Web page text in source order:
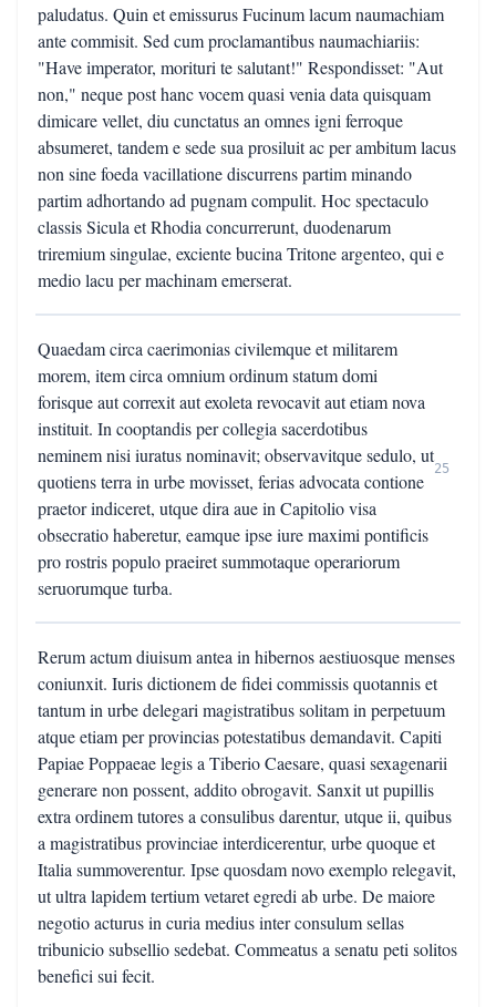
paludatus. Quin et emissurus Fucinum lacum naumachiam
ante commisit. Sed cum proclamantibus naumachiariis:
"Have imperator, morituri te salutant!" Respondisset: "Aut
non," neque post hanc vocem quasi venia data quisquam
dimicare vellet, diu cunctatus an omnes igni ferroque
absumeret, tandem e sede sua prosiluit ac per ambitum lacus
non sine foeda vacillatione discurrens partim minando
partim adhortando ad pugnam compulit. Hoc spectaculo
classis Sicula et Rhodia concurrerunt, duodenarum
triremium singulae, exciente bucina Tritone argenteo, qui e
medio lacu per machinam emerserat.
Quaedam circa caerimonias civilemque et militarem
morem, item circa omnium ordinum statum domi
forisque aut correxit aut exoleta revocavit aut etiam nova
instituit. In cooptandis per collegia sacerdotibus
neminem nisi iuratus nominavit; observavitque sedulo, ut
quotiens terra in urbe movisset, ferias advocata contione
praetor indiceret, utque dira aue in Capitolio visa
obsecratio haberetur, eamque ipse iure maximi pontificis
pro rostris populo praeiret summotaque operariorum
seruorumque turba.
25
Rerum actum diuisum antea in hibernos aestiuosque menses
coniunxit. Iuris dictionem de fidei commissis quotannis et
tantum in urbe delegari magistratibus solitam in perpetuum
atque etiam per provincias potestatibus demandavit. Capiti
Papiae Poppaeae legis a Tiberio Caesare, quasi sexagenarii
generare non possent, addito obrogavit. Sanxit ut pupillis
extra ordinem tutores a consulibus darentur, utque ii, quibus
a magistratibus provinciae interdicerentur, urbe quoque et
Italia summoverentur. Ipse quosdam novo exemplo relegavit,
ut ultra lapidem tertium vetaret egredi ab urbe. De maiore
negotio acturus in curia medius inter consulum sellas
tribunicio subsellio sedebat. Commeatus a senatu peti solitos
benefici sui fecit.